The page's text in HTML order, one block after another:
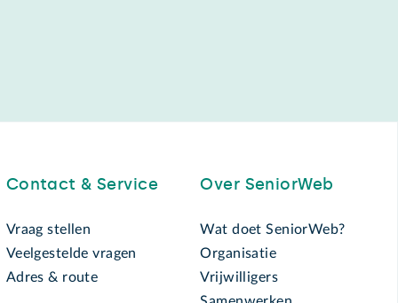
Contact & Service
Vraag stellen
Veelgestelde vragen
Adres & route
Over SeniorWeb
Wat doet SeniorWeb?
Organisatie
Vrijwilligers